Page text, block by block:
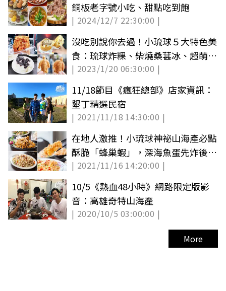
銅板老字號小吃、甜點吃到飽
| 2024/12/7 22:30:00 |
沒吃別說你去過！小琉球５大特色美
食：琉球炸粿、柴燒桑葚冰、超萌海
龜燒
| 2023/1/20 06:30:00 |
11/18節目《瘋狂總部》店家資訊：
墾丁精選民宿
| 2021/11/18 14:30:00 |
在地人激推！小琉球神祕山海產必點
酥脆「蜂巢蝦」，深海魚蛋先炸後炒
超唰嘴
| 2021/11/16 14:20:00 |
10/5《熱血48小時》網路限定版影
音：高雄奇特山海產
| 2020/10/5 03:00:00 |
More